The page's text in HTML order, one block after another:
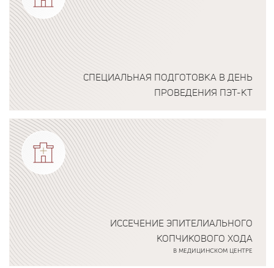
СПЕЦИАЛЬНАЯ ПОДГОТОВКА В ДЕНЬ
ПРОВЕДЕНИЯ ПЭТ-КТ
Подробнее о программе
ИССЕЧЕНИЕ ЭПИТЕЛИАЛЬНОГО
КОПЧИКОВОГО ХОДА
В МЕДИЦИНСКОМ ЦЕНТРЕ